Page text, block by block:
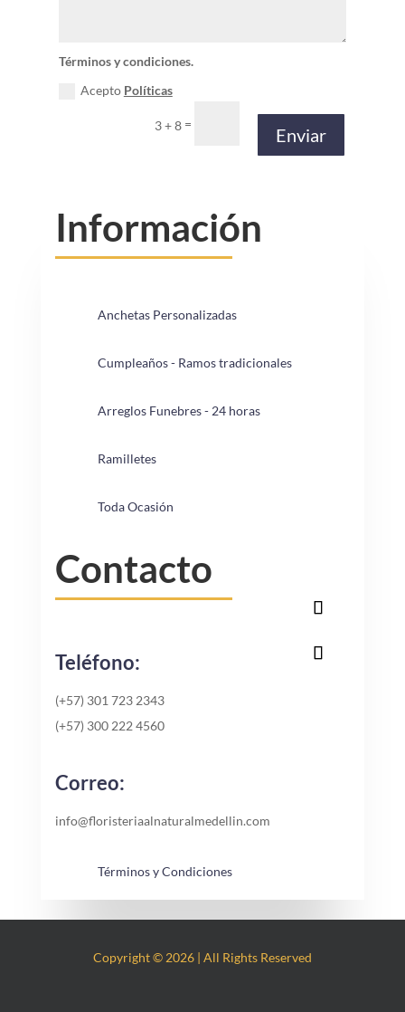
Términos y condiciones.
Acepto Políticas
3 + 8 =
Enviar
Información
Anchetas Personalizadas
Cumpleaños - Ramos tradicionales
Arreglos Funebres - 24 horas
Ramilletes
Toda Ocasión
Contacto
Teléfono:
(+57) 301 723 2343
(+57) 300 222 4560
Correo:
info@floristeriaalnaturalmedellin.com
Términos y Condiciones
Copyright © 2026 | All Rights Reserved